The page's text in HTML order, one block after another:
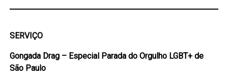
SERVIÇO
Gongada Drag – Especial Parada do Orgulho LGBT+ de
São Paulo